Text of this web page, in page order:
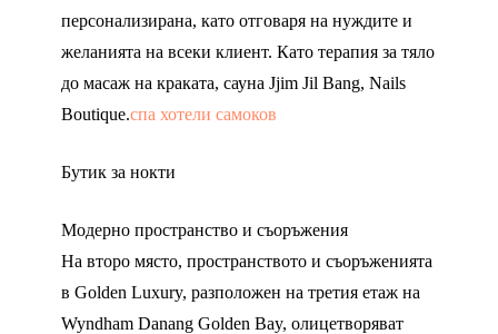
персонализирана, като отговаря на нуждите и
желанията на всеки клиент. Като терапия за тяло
до масаж на краката, сауна Jjim Jil Bang, Nails
Boutique.спа хотели самоков
Бутик за нокти
Модерно пространство и съоръжения
На второ място, пространството и съоръженията
в Golden Luxury, разположен на третия етаж на
Wyndham Danang Golden Bay, олицетворяват